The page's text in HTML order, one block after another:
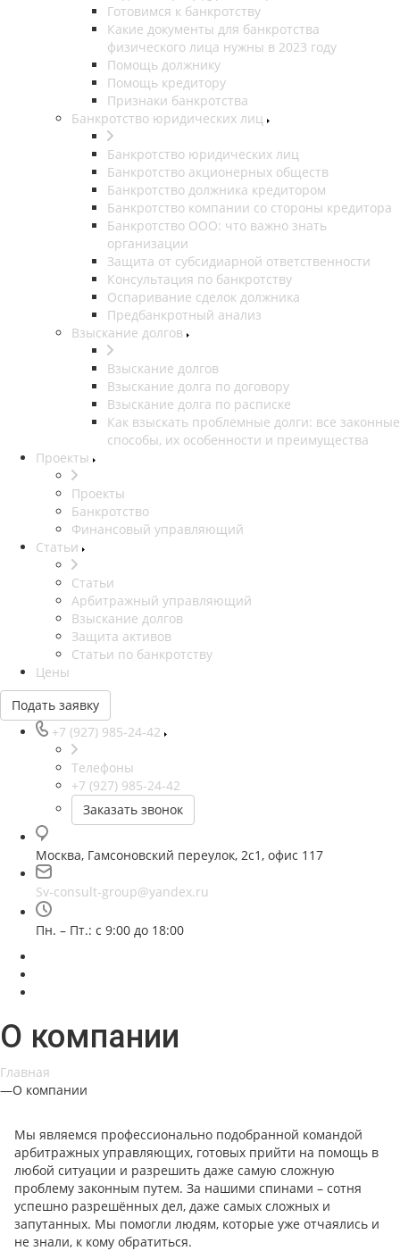
Готовимся к банкротству
Какие документы для банкротства
физического лица нужны в 2023 году
Помощь должнику
Помощь кредитору
Признаки банкротства
Банкротство юридических лиц
Банкротство юридических лиц
Банкротство акционерных обществ
Банкротство должника кредитором
Банкротство компании со стороны кредитора
Банкротство ООО: что важно знать
организации
Защита от субсидиарной ответственности
Консультация по банкротству
Оспаривание сделок должника
Предбанкротный анализ
Взыскание долгов
Взыскание долгов
Взыскание долга по договору
Взыскание долга по расписке
Как взыскать проблемные долги: все законные
способы, их особенности и преимущества
Проекты
Проекты
Банкротство
Финансовый управляющий
Статьи
Статьи
Арбитражный управляющий
Взыскание долгов
Защита активов
Статьи по банкротству
Цены
Подать заявку
+7 (927) 985-24-42
Телефоны
+7 (927) 985-24-42
Заказать звонок
Москва, Гамсоновский переулок, 2с1, офис 117
Sv-consult-group@yandex.ru
Пн. – Пт.: с 9:00 до 18:00
О компании
Главная
—О компании
Мы являемся профессионально подобранной командой
арбитражных управляющих, готовых прийти на помощь в
любой ситуации и разрешить даже самую сложную
проблему законным путем. За нашими спинами – сотня
успешно разрешённых дел, даже самых сложных и
запутанных. Мы помогли людям, которые уже отчаялись и
не знали, к кому обратиться.